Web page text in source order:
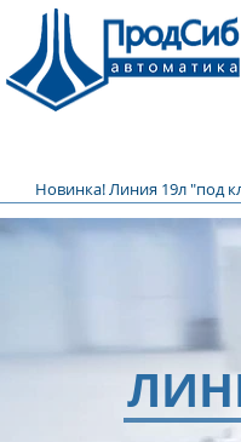
Новинка! Линия 19л "под